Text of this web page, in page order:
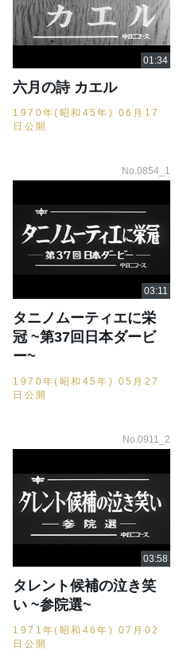
六月の詩 カエル
1970年(昭和45年) 06月17
日公開
No.0854_1
タニノムーティエに栄
冠 ~第37回日本ダービ
ー~
1970年(昭和45年) 05月27
日公開
No.0911_2
タレント候補の泣き笑
い ~参院選~
1971年(昭和46年) 07月02
日公開